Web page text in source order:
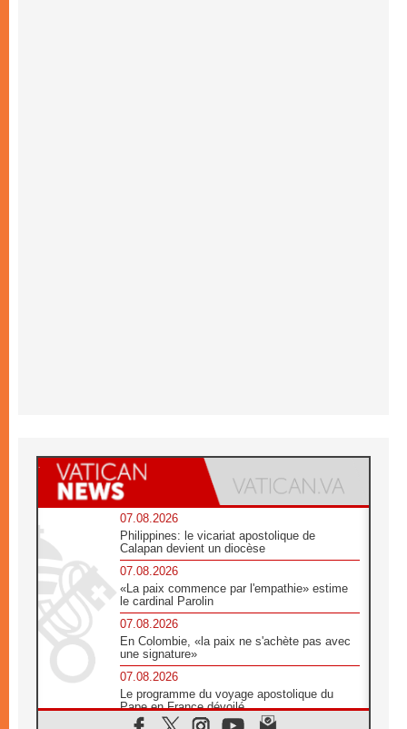
07.08.2026
Philippines: le vicariat apostolique de
Calapan devient un diocèse
07.08.2026
«La paix commence par l'empathie» estime
le cardinal Parolin
07.08.2026
En Colombie, «la paix ne s'achète pas avec
une signature»
07.08.2026
Le programme du voyage apostolique du
Pape en France dévoilé